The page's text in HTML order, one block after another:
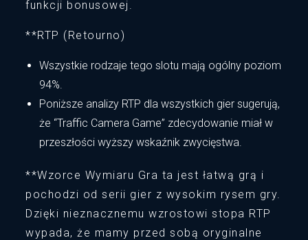
funkcji bonusowej.
**RTP (Retourno)
Wszystkie rodzaje tego slotu mają ogólny poziom
94%.
Poniższe analizy RTP dla wszystkich gier sugerują,
że “Traffic Camera Game” zdecydowanie miał w
przeszłości wyższy wskaźnik zwycięstwa.
**Wzorce Wymiaru Gra ta jest łatwą grą i
pochodzi od serii gier z wysokim rysem gry.
Dzięki nieznacznemu wzrostowi stopa RTP
wypada, że mamy przed sobą oryginalne